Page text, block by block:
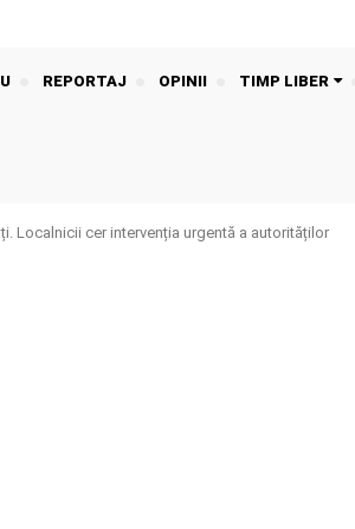
REPORTAJ OPINII TIMP LIBER
Localnicii cer intervenția urgentă a autorităților